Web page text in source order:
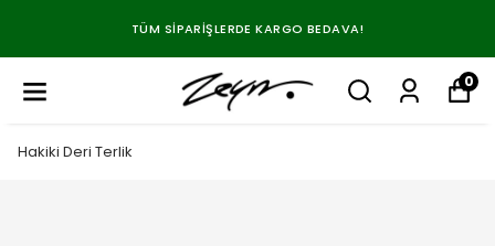
TÜM SIPARIŞLERDE KARGO BEDAVA!
0
Hakiki Deri Terlik